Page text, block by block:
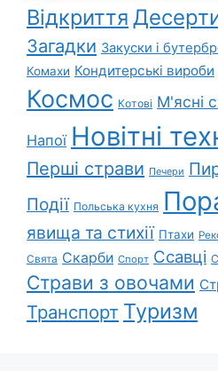
Відкриття
Загадки Закуски і
Комахи Кондитерські вироби
Космос Котові М'ясні
Напої Новітні
Перші страви Печери
Події Польська кухня
явища та стихії Птахи
Свята Скарби Спорт Ссавці
Страви з овочами
Транспорт Туризм